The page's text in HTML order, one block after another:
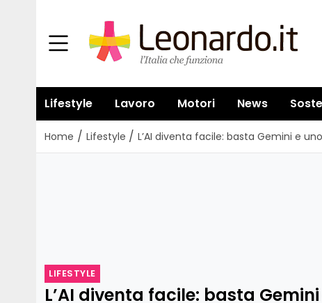
Lifestyle Lavoro Motori News
Home / Lifestyle / L’AI diventa facile: basta Gemini e
LIFESTYLE
L’AI diventa facile: basta